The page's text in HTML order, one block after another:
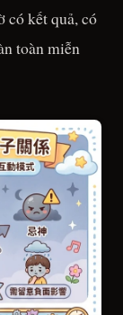
có kết quả, có
toàn miễn